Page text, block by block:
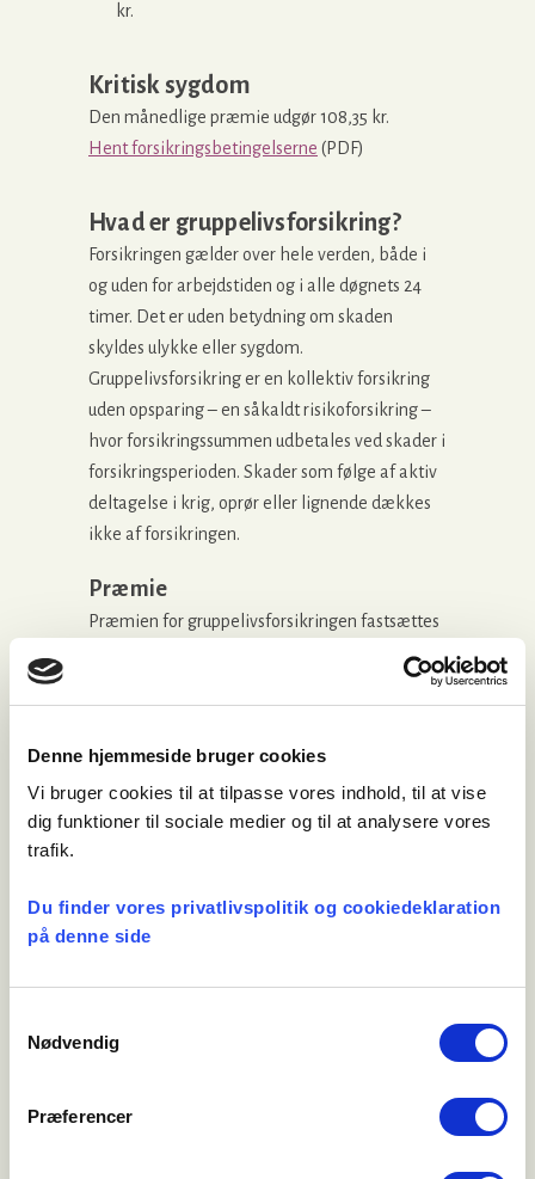
Denne hjemmeside bruger cookies
Vi bruger cookies til at tilpasse vores indhold, til at vise
dig funktioner til sociale medier og til at analysere vores
trafik.
Du finder vores privatlivspolitik og cookiedeklaration
på denne side
Nødvendig
Præferencer
kr.
Kritisk sygdom
Den månedlige præmie udgør 108,35 kr.
Hent forsikringsbetingelserne (PDF)
Hvad er gruppelivsforsikring?
Forsikringen gælder over hele verden, både i
og uden for arbejdstiden og i alle døgnets 24
timer. Det er uden betydning om skaden
skyldes ulykke eller sygdom.
Gruppelivsforsikring er en kollektiv forsikring
uden opsparing – en såkaldt risikoforsikring –
hvor forsikringssummen udbetales ved skader i
forsikringsperioden. Skader som følge af aktiv
deltagelse i krig, oprør eller lignende dækkes
ikke af forsikringen.
Præmie
Præmien for gruppelivsforsikringen fastsættes
Præmien betales af arbejdsgiveren og opgives
øvrigt under Skatteforhold.
Bonus
Gruppelivsforsikringen deltager i
tilhører gruppemedlemmerne anvendes til
Gruppelivsforsikringen er omfattet af